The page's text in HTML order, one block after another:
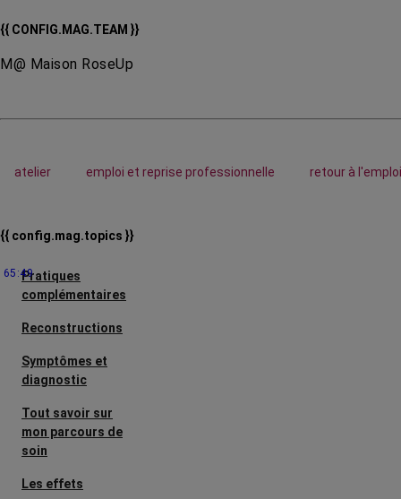
{{ CONFIG.MAG.TEAM }}
M@ Maison RoseUp
atelier emploi et reprise professionnelle retour à
{{ config.mag.topics }}
Pratiques
complémentaires
Reconstructions
Symptômes et
diagnostic
Tout savoir sur
mon parcours de
soin
Les effets
65:49